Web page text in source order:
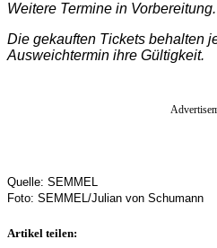
Weitere Termine in Vorbereitung.
Die gekauften Tickets behalten
Ausweichtermin ihre Gültigkeit.
Quelle: SEMMEL
Foto: SEMMEL/Julian von Schumann
Artikel teilen: